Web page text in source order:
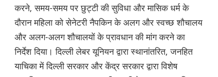
करने, समय-समय पर छुट्टी की सुविधा और मासिक धर्म के
दौरान महिला को सेनेटरी नैपकिन के अलग और स्वच्छ शौचालय
और अलग-अलग शौचालयों के प्रावधान की मांग करने का
निर्देश दिया। दिल्ली लेबर यूनियन द्वारा स्थानांतरित, जनहित
याचिका में दिल्ली सरकार और केंद्र सरकार द्वारा विशेष